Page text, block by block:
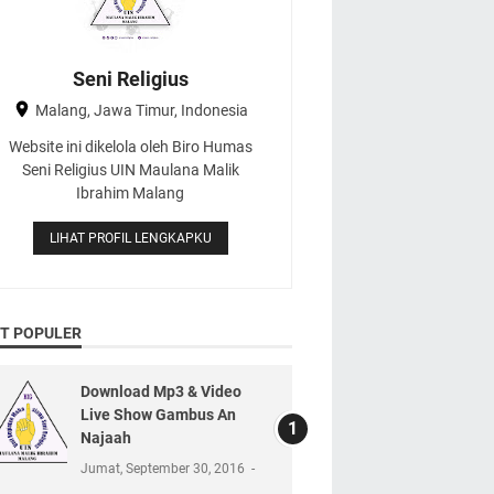
Seni Religius
Malang, Jawa Timur, Indonesia
Website ini dikelola oleh Biro Humas
Seni Religius UIN Maulana Malik
Ibrahim Malang
LIHAT PROFIL LENGKAPKU
POPULER
Download Mp3 & Video
Live Show Gambus An
Najaah
Jumat, September 30, 2016